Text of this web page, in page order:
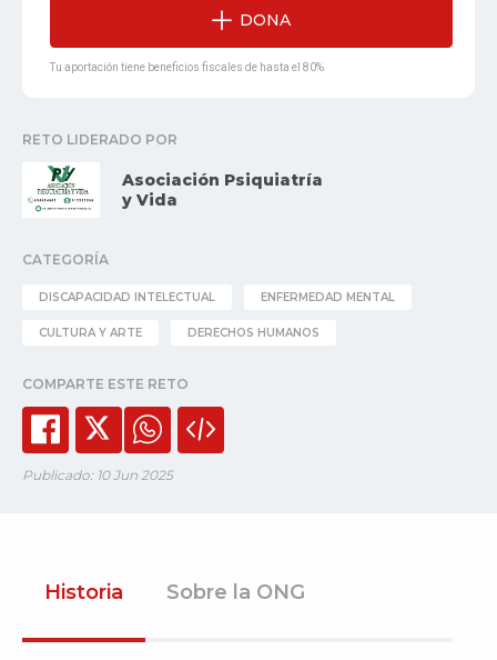
DONA
Tu aportación tiene beneficios fiscales de hasta el 80%
RETO LIDERADO POR
Asociación Psiquiatría
y Vida
CATEGORÍA
DISCAPACIDAD INTELECTUAL ENFERMEDAD MENTAL
CULTURA Y ARTE DERECHOS HUMANOS
COMPARTE ESTE RETO
Publicado: 10 Jun 2025
Historia Sobre la ONG